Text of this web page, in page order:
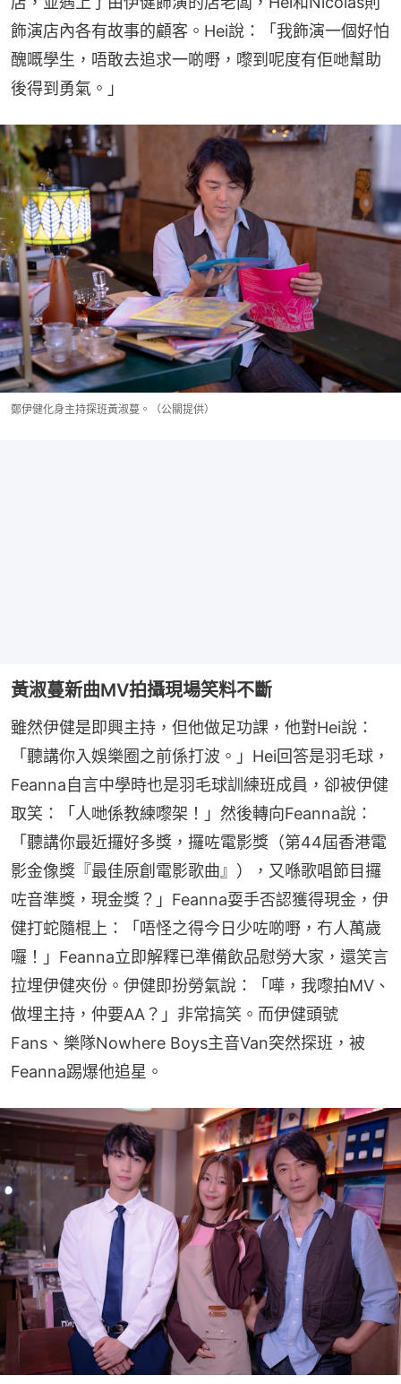
飾演店內各有故事的顧客。Hei說：「我飾演一個好怕
醜嘅學生，唔敢去追求一啲嘢，嚟到呢度有佢哋幫助
後得到勇氣。」
鄭伊健化身主持探班黃淑蔓。（公關提供）
黃淑蔓新曲MV拍攝現場笑料不斷
雖然伊健是即興主持，但他做足功課，他對Hei說：
「聽講你入娛樂圈之前係打波。」Hei回答是羽毛球，
Feanna自言中學時也是羽毛球訓練班成員，卻被伊健
取笑：「人哋係教練嚟架！」然後轉向Feanna說：
「聽講你最近攞好多獎，攞咗電影獎（第44屆香港電
影金像獎『最佳原創電影歌曲』），又喺歌唱節目攞
咗音準獎，現金獎？」Feanna耍手否認獲得現金，伊
健打蛇隨棍上：「唔怪之得今日少咗啲嘢，冇人萬歲
囉！」Feanna立即解釋已準備飲品慰勞大家，還笑言
拉埋伊健夾份。伊健即扮勞氣說：「嘩，我嚟拍MV、
做埋主持，仲要AA？」非常搞笑。而伊健頭號
Fans、樂隊Nowhere Boys主音Van突然探班，被
Feanna踢爆他追星。